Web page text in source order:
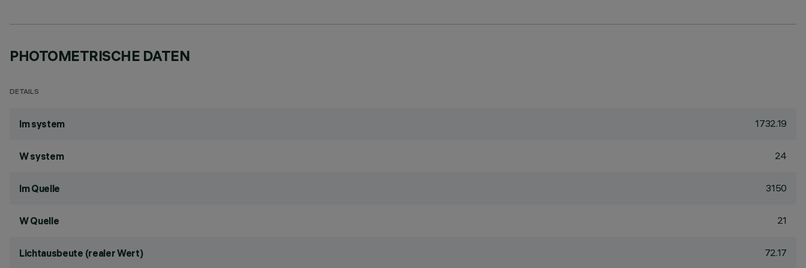
PHOTOMETRISCHE DATEN
DETAILS
lm system 1732.19
W system 24
lm Quelle 3150
W Quelle 21
Lichtausbeute (realer Wert) 72.17